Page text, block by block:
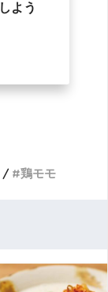
よう
鶏モモ